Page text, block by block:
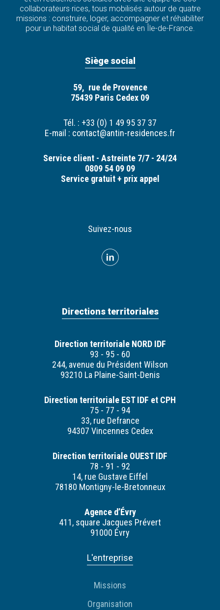
A LOUER - T3 MAUREPAS - QUARTIER
78310 - MAUREPAS
Appartement - 2 pièces
Loyer mensuel C.C. : 942 €
À LOUER
collaborateurs·rices, tous mobilisés autour de quatre
missions : construire, loger, accompagner et réhabiliter
pour un habitat social de qualité en Île-de-France.
Siège social
59, rue de Provence
75439 Paris Cedex 09
Tél. : +33 (0) 1 49 95 37 37
E-mail : contact@antin-residences.fr
Service client - Astreinte 7/7 - 24/24
0809 54 09 09
Service gratuit + prix appel
Suivez-nous
Directions territoriales
Direction territoriale NORD IDF
93 - 95 - 60
244, avenue du Président Wilson
93210 La Plaine-Saint-Denis
Direction territoriale EST IDF et CPH
75 - 77 - 94
33, rue Defrance
94307 Vincennes Cedex
Direction territoriale OUEST IDF
78 - 91 - 92
14, rue Gustave Eiffel
78180 Montigny-le-Bretonneux
Agence d’Évry
411, square Jacques Prévert
91000 Évry
L'entreprise
Missions
Organisation